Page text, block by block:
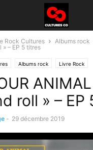
Rock Cultures Albums rock
» – EP 5 titres
Albums rock Livre Rock
roll » – EP
- 29 décembre 2019